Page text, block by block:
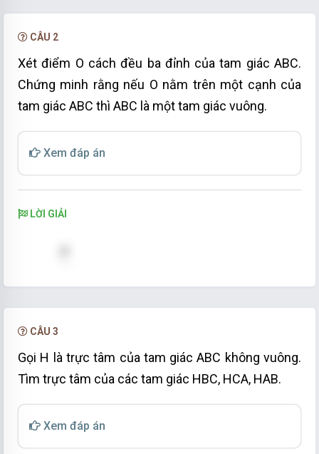
Để giếng chung khoan trong vườn cách đều ba
ngôi nhà thì vị trí của giếng phải là giao của ba
đường trung trực của tam giác được tạo thành từ
CÂU 2
Xét điểm O cách đều ba đỉnh của tam giác ABC.
Chứng minh rằng nếu O nằm trên một cạnh của
tam giác ABC thì ABC là một tam giác vuông.
Xem đáp án
LỜI GIẢI
CÂU 3
Gọi H là trực tâm của tam giác ABC không vuông.
Tìm trực tâm của các tam giác HBC, HCA, HAB.
Xem đáp án